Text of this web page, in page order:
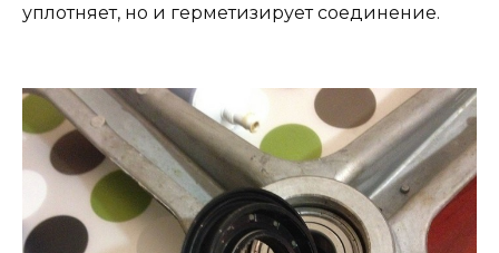
уплотняет, но и герметизирует соединение.